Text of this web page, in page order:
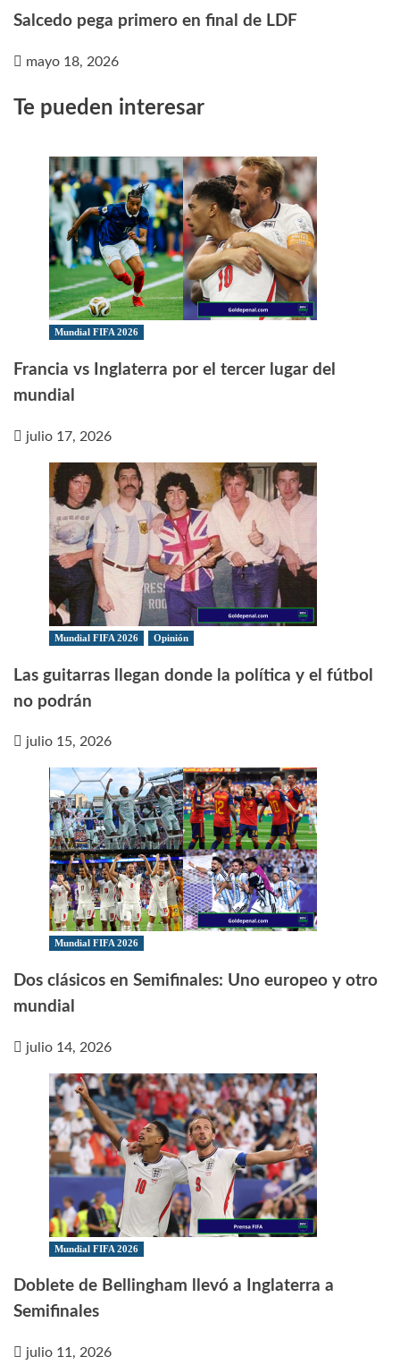
Salcedo pega primero en final de LDF
mayo 18, 2026
Te pueden interesar
Mundial FIFA 2026
Francia vs Inglaterra por el tercer lugar del
mundial
julio 17, 2026
Mundial FIFA 2026 Opinión
Las guitarras llegan donde la política y el fútbol
no podrán
julio 15, 2026
Mundial FIFA 2026
Dos clásicos en Semifinales: Uno europeo y otro
mundial
julio 14, 2026
Mundial FIFA 2026
Doblete de Bellingham llevó a Inglaterra a
Semifinales
julio 11, 2026